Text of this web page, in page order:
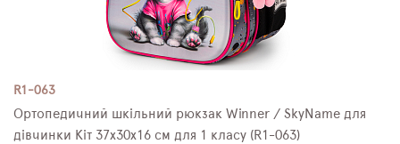
R1-063
Ортопедичний шкільний рюкзак Winner / SkyName для
дівчинки Кіт 37х30х16 см для 1 класу (R1-063)